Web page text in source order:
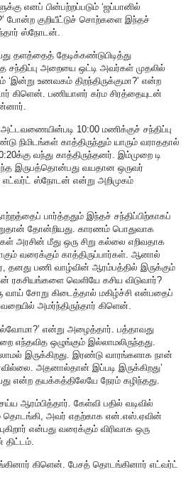
எனப் பின்பற்றப்படும் ‘ஜப்பானில்
போன்ற குறியீட்டுச் சொற்களை இந்தச்
ஸ்நோடன்.
தளத்தைத் தேடிக்கண்டுபிடித்து
சந்திப்பு அறையை ஒட்டி அவர்கள் முதலில்
‘இன்று உணவகம் திறந்திருக்குமா?’ என்ற
கிளென். பணியாளர் கர்ம சிரத்தையுடன்
10:00 மணிக்குச் சந்திப்பு
நிமிடங்கள் காத்திருந்தும் யாரும் வராததால்
வந்து காத்திருந்தனர். இம்முறை டி
இருபத்தொன்பது வயதான ஒருவர்
ஸ்நோடன் என்று அறிமுகம்
பார்த்ததும் இந்தச் சந்திப்பிற்காகப்
தோன்றியது. காரணம் பொதுவாக
அரசின் மீது ஒரு சிறு கல்லை எறிவதாக
வரைக்கும் காத்திருப்பார்கள். ஆனால்
தனது பணி வாழ்வின் ஆரம்பத்தில் இருக்கும்
ரகசியங்களை வெளியே கசிய விடுவார்?
வாய் சோறு கிடைத்தால் மகிழ்ச்சி என்பதைப்
அமர்ந்திருந்தார் கிளென்.
என்று அழைத்தார். பத்தாவது
எந்தவித ஒழுங்கும் இல்லாமலிருந்தது.
இருக்கிறது. இரண்டு வாரங்களாக நான்
அதனால்தான் இப்படி இருக்கிறது’
என்ற தயக்கத்திலேயே நேரம் கழிந்தது.
ஆரம்பித்தார். கேள்வி பதில் வடிவில்
தொடங்கி, அவர் எதற்காக என்.எஸ்.ஏவின்
என்பது வரைக்கும் விரிவாக ஒரு
கிளென். பேசத் தொடங்கினார் எட்வர்ட்